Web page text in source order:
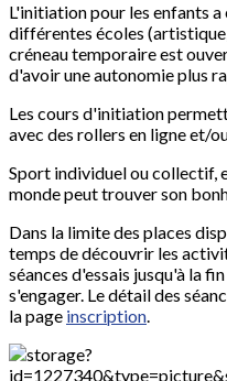
L'initiation pour les enfants
différentes écoles
créneau temporaire est
d'avoir une autonomie plus
Les cours d'initiation
avec des rollers en ligne et/
Sport individuel ou collectif,
monde peut trouver son
Dans la limite des places
temps de découvrir les
séances d'essais jusqu'à la
s'engager. Le détail des
la page inscription.